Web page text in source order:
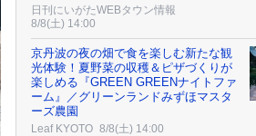
日刊にいがたWEBタウン情報
8/8(土) 14:00
京丹波の夜の畑で食を楽しむ新たな観
光体験！夏野菜の収穫＆ピザづくりが
楽しめる『GREEN GREENナイトファ
ーム』／グリーンランドみずほマスタ
ーズ農園
Leaf KYOTO 8/8(土) 14:00